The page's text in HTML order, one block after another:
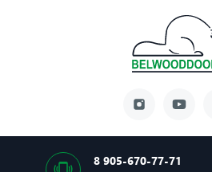
8 905-670-77-71